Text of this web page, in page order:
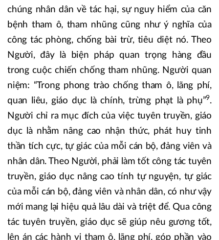
chúng nhân dân về tác hại, sự nguy hiểm của căn
bệnh tham ô, tham nhũng cũng như ý nghĩa của
công tác phòng, chống bài trừ, tiêu diệt nó. Theo
Người, đây là biện pháp quan trọng hàng đầu
trong cuộc chiến chống tham nhũng. Người quan
niệm: “Trong phong trào chống tham ô, lãng phí,
quan liêu, giáo dục là chính, trừng phạt là phụ”9.
Người chỉ ra mục đích của việc tuyên truyền, giáo
dục là nhằm nâng cao nhận thức, phát huy tinh
thần tích cực, tự giác của mỗi cán bộ, đảng viên và
nhân dân. Theo Người, phải làm tốt công tác tuyên
truyền, giáo dục nâng cao tính tự nguyện, tự giác
của mỗi cán bộ, đảng viên và nhân dân, có như vậy
mới mang lại hiệu quả lâu dài và triệt để. Qua công
tác tuyên truyền, giáo dục sẽ giúp nêu gương tốt,
lên án các hành vi tham ô, lãng phí, góp phần vào